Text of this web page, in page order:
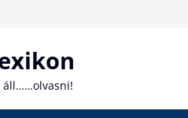
áll……olvasni!